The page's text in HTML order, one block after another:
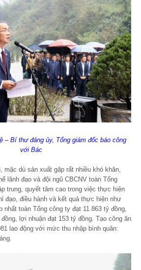
– Bí thư đảng ủy, Tổng giám đốc báo công
với Bác
mặc dù sản xuất gặp rất nhiều khó khăn,
lãnh đạo và đội ngũ CBCNV toàn Tổng
trung, quyết tâm cao trong việc thực hiện
đạo, điều hành và kết quả thực hiện như
nhất toàn Tổng công ty đạt 11.863 tỷ đồng,
lợi nhuận đạt 153 tỷ đồng. Tạo công ăn
lao động với mức thu nhập bình quân: